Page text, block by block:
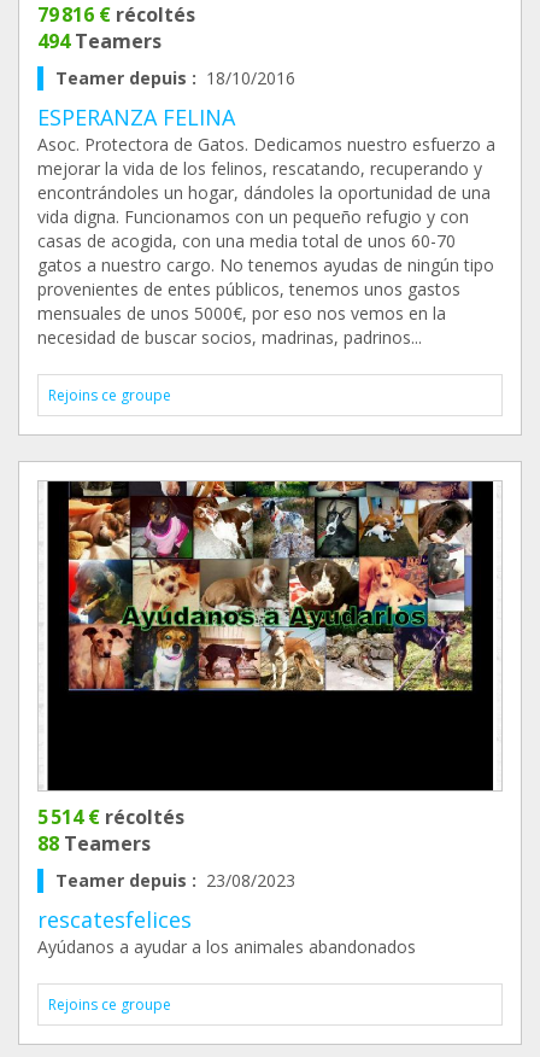
79 816 € récoltés
494Teamers
Teamer depuis : 18/10/2016
ESPERANZA FELINA
Asoc. Protectora de Gatos. Dedicamos nuestro esfuerzo a
mejorar la vida de los felinos, rescatando, recuperando y
encontrándoles un hogar, dándoles la oportunidad de una
vida digna. Funcionamos con un pequeño refugio y con
casas de acogida, con una media total de unos 60-70
gatos a nuestro cargo. No tenemos ayudas de ningún tipo
provenientes de entes públicos, tenemos unos gastos
mensuales de unos 5000€, por eso nos vemos en la
necesidad de buscar socios, madrinas, padrinos...
Rejoins ce groupe
5 514 € récoltés
88 Teamers
Teamer depuis : 23/08/2023
rescatesfelices
Ayúdanos a ayudar a los animales abandonados
Rejoins ce groupe